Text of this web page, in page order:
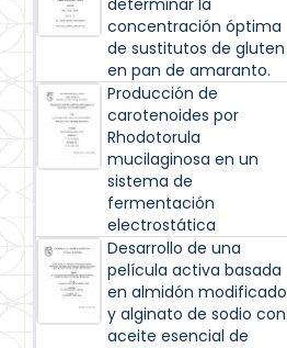
determinar la
concentración óptima
de sustitutos de gluten
en pan de amaranto.
Producción de
carotenoides por
Rhodotorula
mucilaginosa en un
sistema de
fermentación
electrostática
Desarrollo de una
película activa basada
en almidón modificado
y alginato de sodio con
aceite esencial de